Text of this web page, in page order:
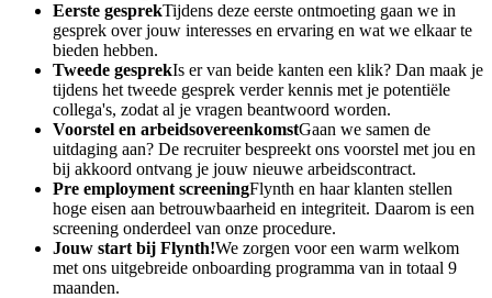
Eerste gesprekTijdens deze eerste ontmoeting gaan we in
gesprek over jouw interesses en ervaring en wat we elkaar te
bieden hebben.
Tweede gesprekIs er van beide kanten een klik? Dan maak je
tijdens het tweede gesprek verder kennis met je potentiële
collega's, zodat al je vragen beantwoord worden.
Voorstel en arbeidsovereenkomstGaan we samen de
uitdaging aan? De recruiter bespreekt ons voorstel met jou en
bij akkoord ontvang je jouw nieuwe arbeidscontract.
Pre employment screeningFlynth en haar klanten stellen
hoge eisen aan betrouwbaarheid en integriteit. Daarom is een
screening onderdeel van onze procedure.
Jouw start bij Flynth!We zorgen voor een warm welkom
met ons uitgebreide onboarding programma van in totaal 9
maanden.